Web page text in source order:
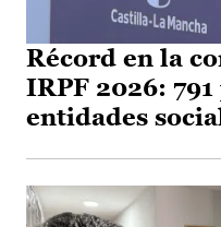
Récord en la
IRPF 2026:
entidades